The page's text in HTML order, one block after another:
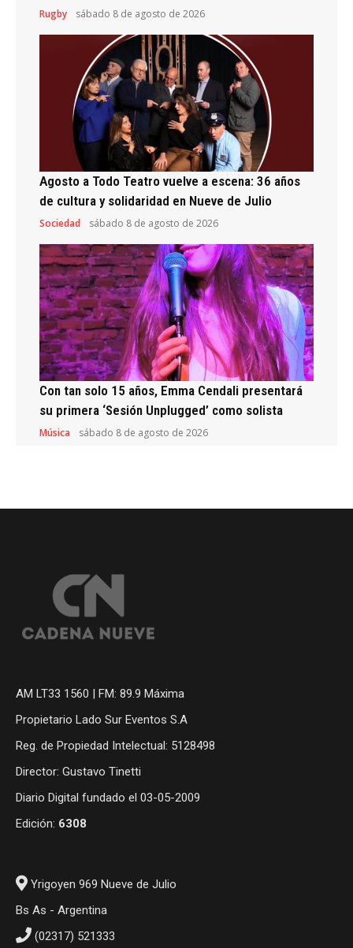
Rugby sábado 8 de agosto de 2026
Agosto a Todo Teatro vuelve a escena: 36 años
de cultura y solidaridad en Nueve de Julio
Sociedad sábado 8 de agosto de 2026
Con tan solo 15 años, Emma Cendali presentará
su primera ‘Sesión Unplugged’ como solista
Música sábado 8 de agosto de 2026
AM LT33 1560 | FM: 89.9 Máxima
Propietario Lado Sur Eventos S.A
Reg. de Propiedad Intelectual: 5128498
Director: Gustavo Tinetti
Diario Digital fundado el 03-05-2009
Edición: 6308
Yrigoyen 969 Nueve de Julio
Bs As - Argentina
(02317) 521333